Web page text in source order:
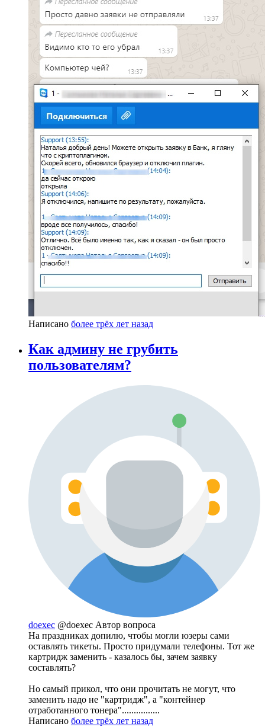
Написано более трёх лет назад
Как админу не грубить
пользователям?
doexec @doexec Автор вопроса
На праздниках допилю, чтобы могли юзеры сами
оставлять тикеты. Просто придумали телефоны. Тот же
картридж заменить - казалось бы, зачем заявку
составлять?
Но самый прикол, что они прочитать не могут, что
заменить надо не "картридж", а "контейнер
отработанного тонера"................
Написано более трёх лет назад